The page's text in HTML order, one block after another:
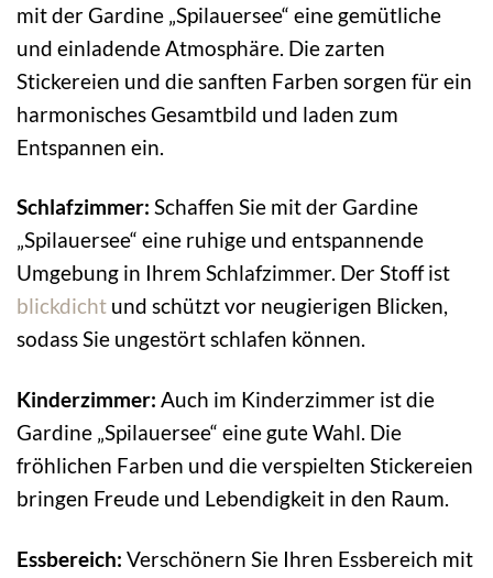
mit der Gardine „Spilauersee“ eine gemütliche
und einladende Atmosphäre. Die zarten
Stickereien und die sanften Farben sorgen für ein
harmonisches Gesamtbild und laden zum
Entspannen ein.
Schlafzimmer: Schaffen Sie mit der Gardine
„Spilauersee“ eine ruhige und entspannende
Umgebung in Ihrem Schlafzimmer. Der Stoff ist
blickdicht und schützt vor neugierigen Blicken,
sodass Sie ungestört schlafen können.
Kinderzimmer: Auch im Kinderzimmer ist die
Gardine „Spilauersee“ eine gute Wahl. Die
fröhlichen Farben und die verspielten Stickereien
bringen Freude und Lebendigkeit in den Raum.
Essbereich: Verschönern Sie Ihren Essbereich mit